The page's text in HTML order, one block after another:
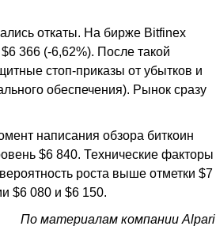
откаты. На бирже Bitfinex
366 (-6,62%). После такой
стоп-приказы от убытков и
обеспечения). Рынок сразу
написания обзора биткоин
$6 840. Технические факторы
роста выше отметки $7
$6 080 и $6 150.
По материалам компании Alpari